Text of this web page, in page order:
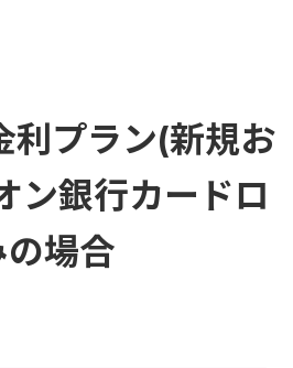
利プラン(新規お
銀行カードロ
の場合